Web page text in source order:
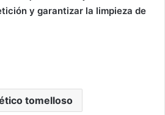
y garantizar la limpieza de
tomelloso